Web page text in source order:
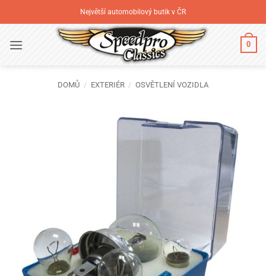
na
Největší automobilový butik v ČR
0
DOMŮ / EXTERIÉR / OSVĚTLENÍ VOZIDLA